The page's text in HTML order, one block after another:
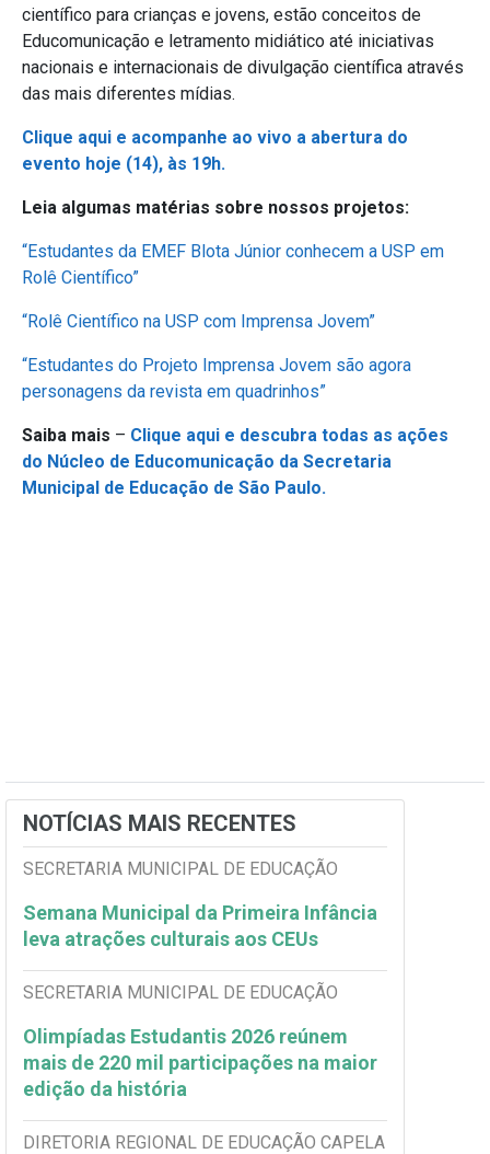
científico para crianças e jovens, estão conceitos de
Educomunicação e letramento midiático até iniciativas
nacionais e internacionais de divulgação científica através
das mais diferentes mídias.
Clique aqui e acompanhe ao vivo a abertura do
evento hoje (14), às 19h.
Leia algumas matérias sobre nossos projetos:
“Estudantes da EMEF Blota Júnior conhecem a USP em
Rolê Científico”
“Rolê Científico na USP com Imprensa Jovem”
“Estudantes do Projeto Imprensa Jovem são agora
personagens da revista em quadrinhos”
Saiba mais – Clique aqui e descubra todas as ações
do Núcleo de Educomunicação da Secretaria
Municipal de Educação de São Paulo.
NOTÍCIAS MAIS RECENTES
SECRETARIA MUNICIPAL DE EDUCAÇÃO
Semana Municipal da Primeira Infância
leva atrações culturais aos CEUs
SECRETARIA MUNICIPAL DE EDUCAÇÃO
Olimpíadas Estudantis 2026 reúnem
mais de 220 mil participações na maior
edição da história
DIRETORIA REGIONAL DE EDUCAÇÃO CAPELA